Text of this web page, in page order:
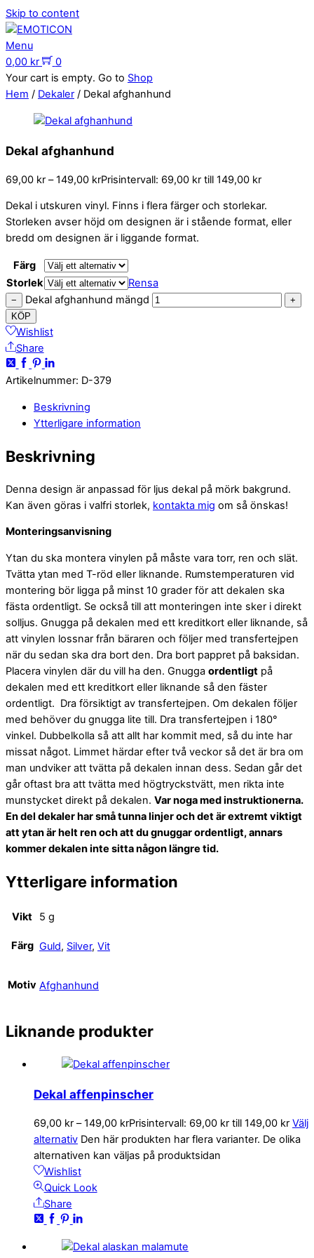
Skip to content
Menu
0,00 kr
0
Your cart is empty. Go to Shop
Hem / Dekaler / Dekal afghanhund
Dekal afghanhund
69,00 kr – 149,00 krPrisintervall: 69,00 kr till 149,00 kr
Dekal i utskuren vinyl. Finns i flera färger och storlekar.
Storleken avser höjd om designen är i stående format, eller
bredd om designen är i liggande format.
Färg
Storlek
Rensa
− Dekal afghanhund mängd
+
KÖP
Wishlist
Share
Artikelnummer: D-379
Beskrivning
Ytterligare information
Beskrivning
Denna design är anpassad för ljus dekal på mörk bakgrund.
Kan även göras i valfri storlek, kontakta mig om så önskas!
Monteringsanvisning
Ytan du ska montera vinylen på måste vara torr, ren och slät.
Tvätta ytan med T-röd eller liknande. Rumstemperaturen vid
montering bör ligga på minst 10 grader för att dekalen ska
fästa ordentligt. Se också till att monteringen inte sker i direkt
solljus. Gnugga på dekalen med ett kreditkort eller liknande, så
att vinylen lossnar från bäraren och följer med transfertejpen
när du sedan ska dra bort den. Dra bort pappret på baksidan.
Placera vinylen där du vill ha den. Gnugga ordentligt på
dekalen med ett kreditkort eller liknande så den fäster
ordentligt. Dra försiktigt av transfertejpen. Om dekalen följer
med behöver du gnugga lite till. Dra transfertejpen i 180°
vinkel. Dubbelkolla så att allt har kommit med, så du inte har
missat något. Limmet härdar efter två veckor så det är bra om
man undviker att tvätta på dekalen innan dess. Sedan går det
går oftast bra att tvätta med högtryckstvätt, men rikta inte
munstycket direkt på dekalen. Var noga med instruktionerna.
En del dekaler har små tunna linjer och det är extremt viktigt
att ytan är helt ren och att du gnuggar ordentligt, annars
kommer dekalen inte sitta någon längre tid.
Ytterligare information
Vikt 5 g
Färg Guld, Silver, Vit
Motiv Afghanhund
Liknande produkter
Dekal affenpinscher
69,00 kr – 149,00 krPrisintervall: 69,00 kr till 149,00 kr Välj
alternativ Den här produkten har flera varianter. De olika
alternativen kan väljas på produktsidan
Wishlist
Quick Look
Share